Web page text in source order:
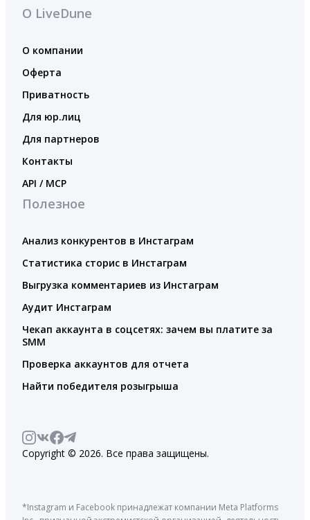
О LiveDune
О компании
Оферта
Приватность
Для юр.лиц
Для партнеров
Контакты
API / MCP
Полезное
Анализ конкурентов в Инстаграм
Статистика сторис в Инстаграм
Выгрузка комментариев из Инстаграм
Аудит Инстаграм
Чекап аккаунта в соцсетях: зачем вы платите за
SMM
Проверка аккаунтов для отчета
Найти победителя розыгрыша
Copyright © 2026. Все права защищены.
*Instagram и Facebook принадлежат компании Meta Platforms